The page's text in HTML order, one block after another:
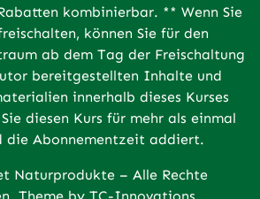
kombinierbar. ** Wenn Sie
können Sie für den
ab dem Tag der Freischaltung
bereitgestellten Inhalte und
innerhalb dieses Kurses
diesen Kurs für mehr als einmal
die Abonnementzeit addiert.
Naturprodukte – Alle Rechte